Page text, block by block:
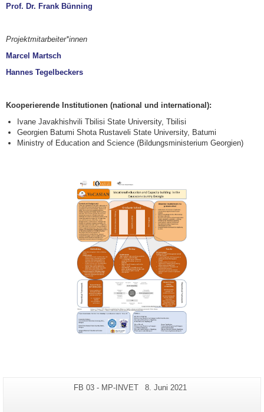
Prof. Dr. Frank Bünning
Projektmitarbeiter*innen
Marcel Martsch
Hannes Tegelbeckers
Kooperierende Institutionen (national und international):
Ivane Javakhishvili Tbilisi State University, Tbilisi
Georgien Batumi Shota Rustaveli State University, Batumi
Ministry of Education and Science (Bildungsministerium Georgien)
Zusätzliche
Seiten-
FB 03 - MP-INVET
Letzte
8. Juni 2021